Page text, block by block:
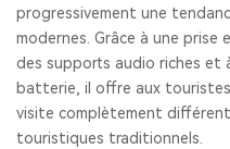
progressivement une
modernes. Grâce à une prise
des supports audio riches et
batterie, il offre aux
visite complètement
touristiques traditionnels.
TOUR GUIDE SYSTEM
HAUT-PARLEUR DE FENÊTRE
SYSTÈME D'INTERPHONE DE